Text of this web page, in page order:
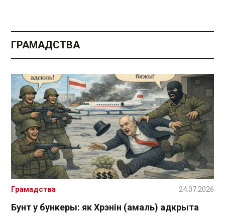
ГРАМАДСТВА
Бунт у бункеры: як Хрэнін (амаль) адкрыта
Грамадства 24.07.2026